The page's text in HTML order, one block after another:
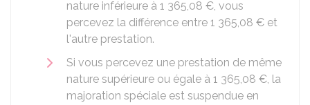
nature inférieure à 1 365,08 €, vous
percevez la différence entre 1 365,08 € et
l'autre prestation.
Si vous percevez une prestation de même
nature supérieure ou égale à 1 365,08 €, la
majoration spéciale est suspendue en